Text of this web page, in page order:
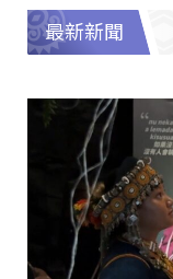
最新新聞